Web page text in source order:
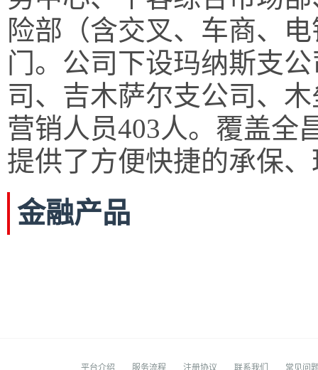
险部（含交叉、车商、
门。公司下设玛纳斯支
司、吉木萨尔支公司、
营销人员403人。覆盖全
提供了方便快捷的承保
金融产品
平台介绍 服务流程 注册协议 联系我们 常见问